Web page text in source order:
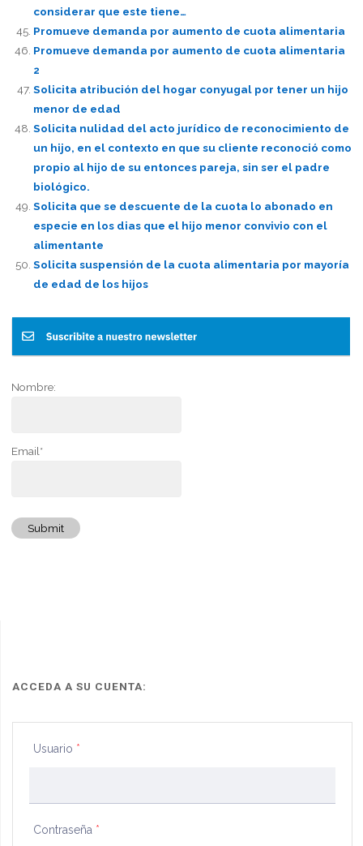
considerar que este tiene…
Promueve demanda por aumento de cuota alimentaria
Promueve demanda por aumento de cuota alimentaria
2
Solicita atribución del hogar conyugal por tener un hijo
menor de edad
Solicita nulidad del acto jurídico de reconocimiento de
un hijo, en el contexto en que su cliente reconoció como
propio al hijo de su entonces pareja, sin ser el padre
biológico.
Solicita que se descuente de la cuota lo abonado en
especie en los dias que el hijo menor convivio con el
alimentante
Solicita suspensión de la cuota alimentaria por mayoría
de edad de los hijos
Nombre:
Email*
Submit
ACCEDA A SU CUENTA:
Usuario *
Contraseña *